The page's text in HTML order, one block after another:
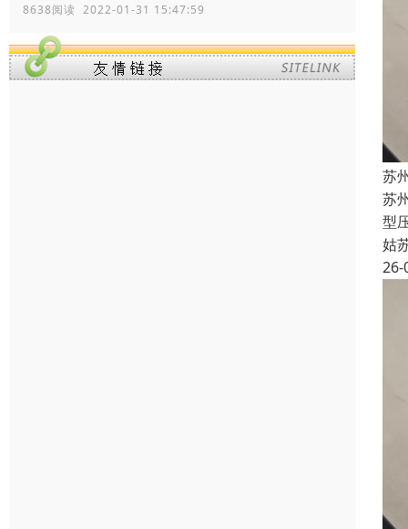
8638阅读 2022-01-31 15:47:59
苏
苏
型
姑
26-